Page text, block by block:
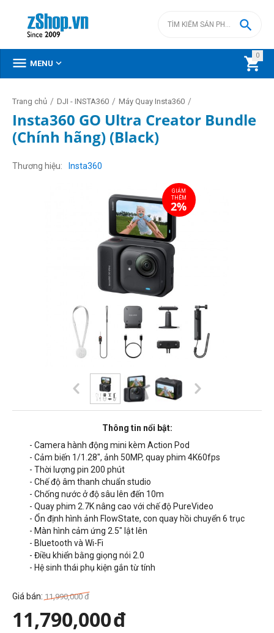
0


 MENU 
Trang chủ / DJI - INSTA360 / Máy Quay Insta360 /
Insta360 GO Ultra Creator Bundle
(Chính hãng) (Black)
Thương hiệu Insta360
Thông tin nổi bật:
- Camera hành động mini kèm Action Pod
- Cảm biến 1/1.28", ảnh 50MP, quay phim 4K60fps
- Thời lượng pin 200 phút
- Chế độ âm thanh chuẩn studio
- Chống nước ở độ sâu lên đến 10m
- Quay phim 2.7K nâng cao với chế độ PureVideo
- Ổn định hình ảnh FlowState, con quay hồi chuyển 6 trục
- Màn hình cảm ứng 2.5" lật lên
- Bluetooth và Wi-Fi
- Điều khiển bằng giọng nói 2.0
- Hệ sinh thái phụ kiện gắn từ tính
Giá bán: 11,990,000 đ
11,790,000đ